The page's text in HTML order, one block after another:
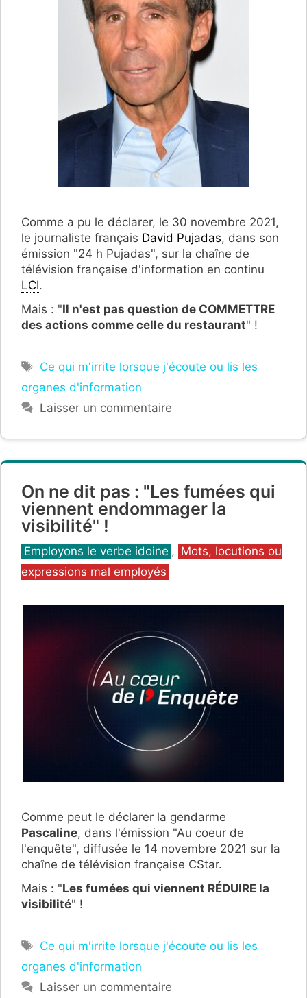
Comme a pu le déclarer, le 30 novembre 2021,
le journaliste français David Pujadas, dans son
émission "24 h Pujadas", sur la chaîne de
télévision française d'information en continu
LCI.
Mais : "Il n'est pas question de COMMETTRE
des actions comme celle du restaurant" !
Étiquettes
Ce qui m'irrite lorsque j'écoute ou lis les
organes d'information
Laisser un commentaire
On ne dit pas : "Les fumées qui
viennent endommager la
visibilité" !
Catégories
Employons le verbe idoine , Mots, locutions ou
expressions mal employés
Comme peut le déclarer la gendarme
Pascaline, dans l'émission "Au coeur de
l'enquête", diffusée le 14 novembre 2021 sur la
chaîne de télévision française CStar.
Mais : "Les fumées qui viennent RÉDUIRE la
visibilité" !
Étiquettes
Ce qui m'irrite lorsque j'écoute ou lis les
organes d'information
Laisser un commentaire